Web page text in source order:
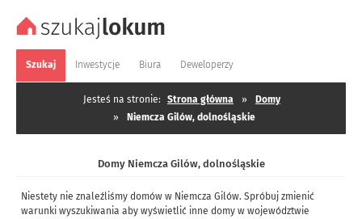
Szukaj Inwestycje Biura Deweloperzy
Jesteś na stronie: Strona główna »
Domy
»
Niemcza Gilów, dolnośląskie
Domy Niemcza Gilów, dolnośląskie
Niestety nie znaleźliśmy domów w Niemcza Gilów. Spróbuj zmienić
warunki wyszukiwania aby wyświetlić inne domy w województwie